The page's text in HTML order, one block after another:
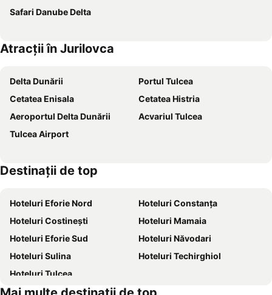
Safari Danube Delta
Atracții în Jurilovca
Delta Dunării
Portul Tulcea
Cetatea Enisala
Cetatea Histria
Aeroportul Delta Dunării
Acvariul Tulcea
Tulcea Airport
Destinaţii de top
Hoteluri Eforie Nord
Hoteluri Constanța
Hoteluri Costinești
Hoteluri Mamaia
Hoteluri Eforie Sud
Hoteluri Năvodari
Hoteluri Sulina
Hoteluri Techirghiol
Hoteluri Tulcea